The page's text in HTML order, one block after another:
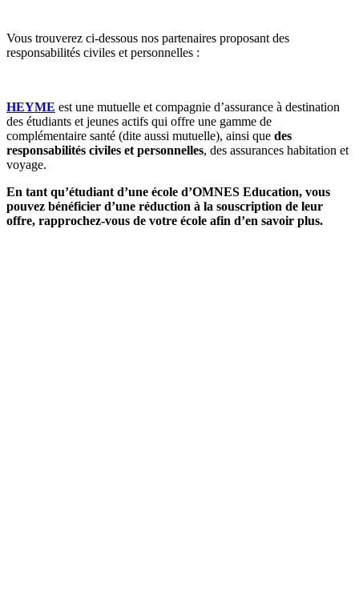
Vous trouverez ci-dessous nos partenaires proposant des
responsabilités civiles et personnelles :
HEYME est une mutuelle et compagnie d’assurance à destination
des étudiants et jeunes actifs qui offre une gamme de
complémentaire santé (dite aussi mutuelle), ainsi que des
responsabilités civiles et personnelles, des assurances habitation et
voyage.
En tant qu’étudiant d’une école d’OMNES Education, vous
pouvez bénéficier d’une réduction à la souscription de leur
offre, rapprochez-vous de votre école afin d’en savoir plus.